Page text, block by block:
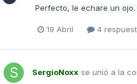
Perfecto, le echare un
19 Abril 4
SergioNoxx se unió a la